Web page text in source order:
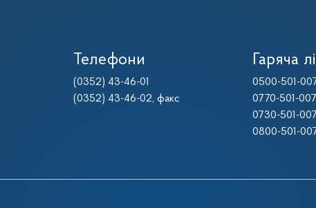
Телефони
(0352) 43-46-01
(0352) 43-46-02, факс
Гаряча
0500-501-
0770-501-007
0730-501-007
0800-501-